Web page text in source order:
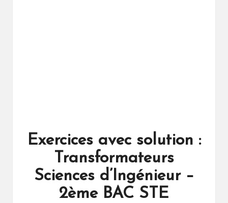
Exercices avec solution :
Transformateurs
Sciences d’Ingénieur –
2ème BAC STE